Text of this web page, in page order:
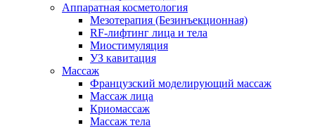
Аппаратная косметология
Мезотерапия (Безинъекционная)
RF-лифтинг лица и тела
Миостимуляция
УЗ кавитация
Массаж
Французский моделирующий массаж
Массаж лица
Криомассаж
Массаж тела